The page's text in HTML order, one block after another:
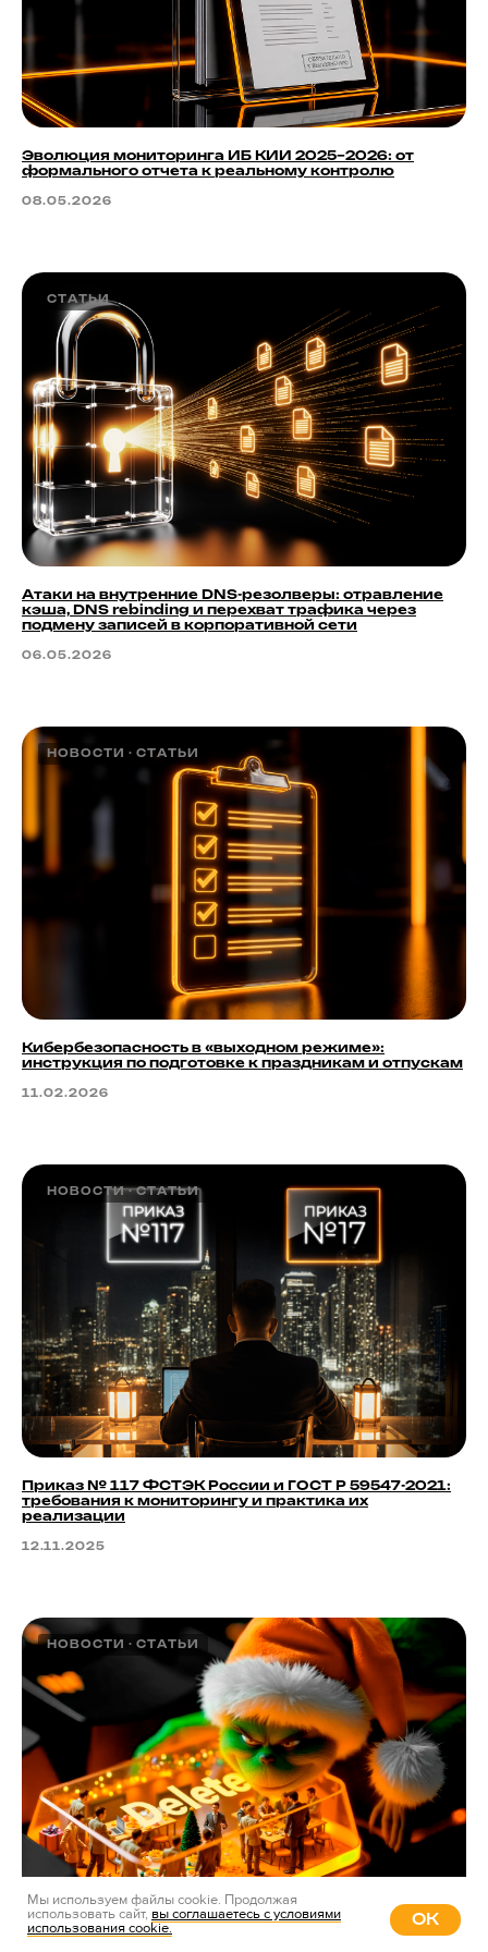
Мы используем файлы cookie. Продолжая
использовать сайт, вы соглашаетесь с условиями
использования cookie.
ОК
Эволюция мониторинга ИБ КИИ 2025–2026: от
формального отчета к реальному контролю
08.05.2026
СТАТЬИ
Атаки на внутренние DNS-резолверы: отравление
кэша, DNS rebinding и перехват трафика через
подмену записей в корпоративной сети
06.05.2026
НОВОСТИ СТАТЬИ
Кибербезопасность в «выходном режиме»:
инструкция по подготовке к праздникам и отпускам
11.02.2026
НОВОСТИ СТАТЬИ
Приказ № 117 ФСТЭК России и ГОСТ Р 59547-2021:
требования к мониторингу и практика их
реализации
12.11.2025
НОВОСТИ СТАТЬИ
Не дайте Гринчу украсть Новый Год. Чек-лист перед